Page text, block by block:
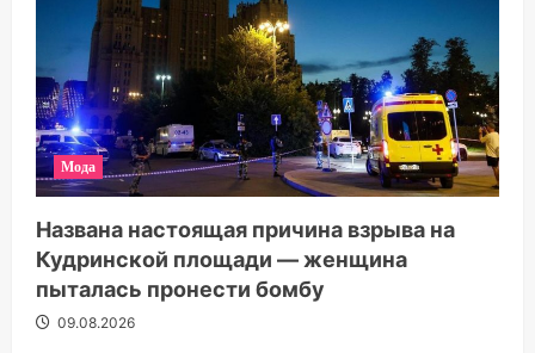
Мода
Названа настоящая причина взрыва на
Кудринской площади — женщина
пыталась пронести бомбу
09.08.2026